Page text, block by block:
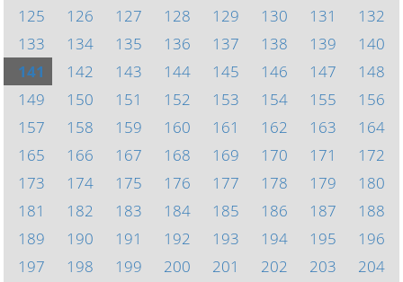
125
126 127 128 129 130 131
132
133
134 135 136 137 138 139
140
141
142 143 144 145 146 147
148
149
150 151 152 153 154 155
156
157
158 159 160 161 162 163
164
165
166 167 168 169 170 171
172
173
174 175 176 177 178 179
180
181
182 183 184 185 186 187
188
189
190 191 192 193 194 195
196
197
198 199 200 201 202 203
204